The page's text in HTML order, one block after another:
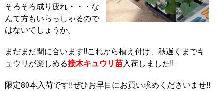
そろそろ成り疲れ・・・な
んて方もいらっしゃるので
はないでしょうか。
まだまだ間に合います!!これから植え付け、秋遅くまでキ
ュウリが楽しめる接木キュウリ苗入荷しました!!
限定80本入荷です!!ぜひお早目にお買い求めくださいませ!!